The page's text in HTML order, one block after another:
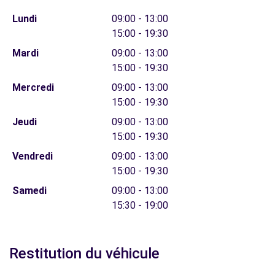
Lundi
09:00 - 13:00
15:00 - 19:30
Mardi
09:00 - 13:00
15:00 - 19:30
Mercredi
09:00 - 13:00
15:00 - 19:30
Jeudi
09:00 - 13:00
15:00 - 19:30
Vendredi
09:00 - 13:00
15:00 - 19:30
Samedi
09:00 - 13:00
15:30 - 19:00
Restitution du véhicule